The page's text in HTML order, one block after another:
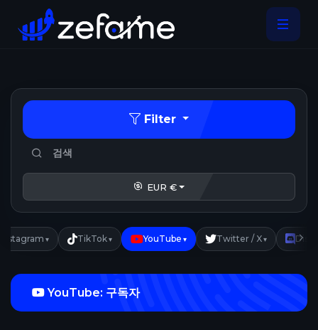
Filter
EUR €
Instagram ▾ TikTok▾ YouTube ▾ Twitter / X▾
YouTube: 구독자